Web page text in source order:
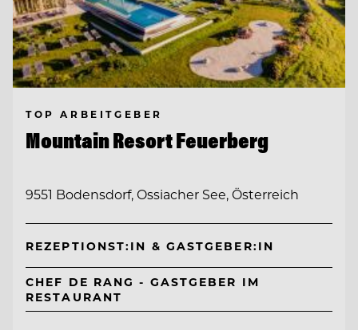
TOP ARBEITGEBER
Mountain Resort Feuerberg
9551 Bodensdorf, Ossiacher See, Österreich
REZEPTIONST:IN & GASTGEBER:IN
CHEF DE RANG - GASTGEBER IM
RESTAURANT